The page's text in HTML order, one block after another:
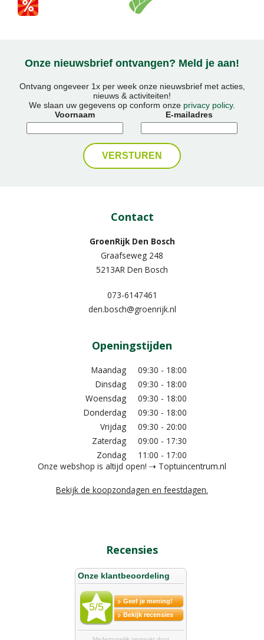
Onze nieuwsbrief ontvangen? Meld je aan!
Ontvang ongeveer 1x per week onze nieuwsbrief met acties,
nieuws & activiteiten!
We slaan uw gegevens op conform onze privacy policy.
Voornaam
E-mailadres
Contact
GroenRijk Den Bosch
Graafseweg 248
5213AR Den Bosch
073-6147461
den.bosch@groenrijk.nl
Openingstijden
Maandag
09:30 - 18:00
Dinsdag
09:30 - 18:00
Woensdag
09:30 - 18:00
Donderdag
09:30 - 18:00
Vrijdag
09:30 - 20:00
Zaterdag
09:00 - 17:30
Zondag
11:00 - 17:00
Onze webshop is altijd open! ⇢ Toptuincentrum.nl
Bekijk de koopzondagen en feestdagen.
Recensies